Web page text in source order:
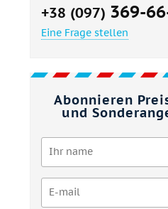
+38 (097) 369-
Eine Frage stellen
Abonnieren
und